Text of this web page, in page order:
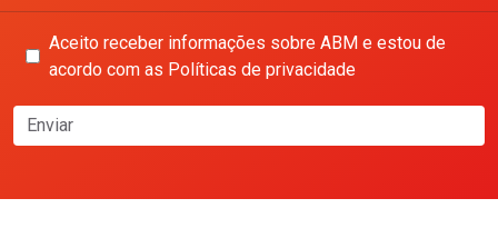
Aceito receber informações sobre ABM e estou de
acordo com as Políticas de privacidade
Enviar